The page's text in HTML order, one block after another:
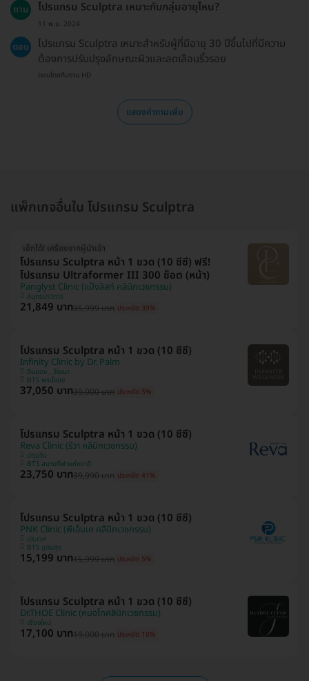
ถาม โปรแกรม Sculptra เหมาะกับกลุ่มอายุไหน?
11 พ.ย. 2024
ตอบ
โปรแกรม Sculptra เหมาะสำหรับผู้ที่มีอายุ 30 ปีขึ้นไปที่มีความ
ต้องการปรับปรุงลักษณะผิวและลดเลือนริ้วรอย
ตอบโดยทีมงาน HD
แสดงคำถามเพิ่ม
แพ็กเกจอื่นใน โปรแกรม Sculptra
เช็กได้! เครื่องจากผู้นำเข้า
โปรแกรม Sculptra หน้า 1 ขวด (10 ซีซี) ฟรี!
โปรแกรม Ultraformer III 300 ช็อต (หน้า)
Panglyst Clinic (แป้งลิสท์ คลินิกเวชกรรม)
สมุทรปราการ
21,849 บาท35,999 บาท ประหยัด 39%
โปรแกรม Sculptra หน้า 1 ขวด (10 ซีซี)
Infinity Clinic by Dr. Palm
ดินแดง , วัฒนา
BTS พระโขนง
37,050 บาท39,000 บาท ประหยัด 5%
โปรแกรม Sculptra หน้า 1 ขวด (10 ซีซี)
Reva Clinic (รีวา คลินิกเวชกรรม)
ปทุมวัน
BTS สนามกีฬาแห่งชาติ
23,750 บาท39,990 บาท ประหยัด 41%
โปรแกรม Sculptra หน้า 1 ขวด (10 ซีซี)
PNK Clinic (พีเอ็นเค คลีนิคเวชกรรม)
ประเวศ
BTS อุดมสุข
15,199 บาท15,999 บาท ประหยัด 5%
โปรแกรม Sculptra หน้า 1 ขวด (10 ซีซี)
Dr.THOE Clinic (หมอโทคลินิกเวชกรรม)
เชียงใหม่
17,100 บาท19,000 บาท ประหยัด 10%